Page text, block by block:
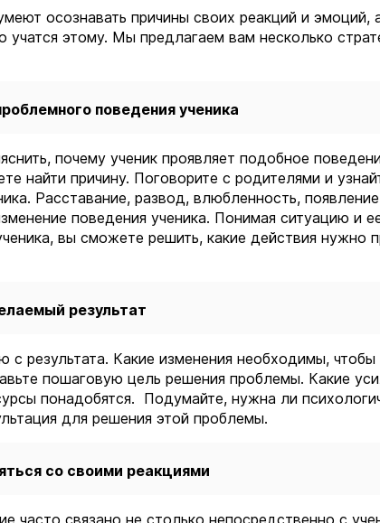
осознавать причины своих реакций и эмоций,
учатся этому. Мы предлагаем вам несколько
поведения ученика
почему ученик проявляет подобное
найти причину. Поговорите с родителями и
Расставание, развод, влюбленность,
поведения ученика. Понимая ситуацию и
вы сможете решить, какие действия нужно
результат
с результата. Какие изменения необходимы, чтобы
пошаговую цель решения проблемы. Какие
понадобятся. Подумайте, нужна ли
для решения этой проблемы.
со своими реакциями
часто связано не столько непосредственно с